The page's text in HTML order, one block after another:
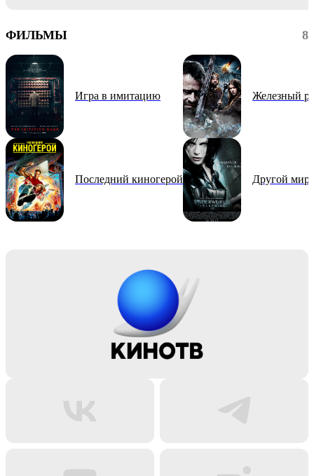
ФИЛЬМЫ 8
Игра в имитацию
Последний киногерой
Железный
Другой